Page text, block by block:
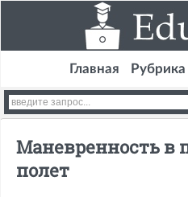
Главная Рубрика
Маневренность в
полет